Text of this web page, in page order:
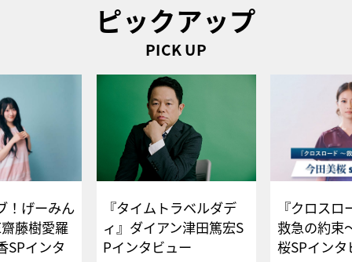
ピックアップ
PICK UP
！げーみん
藤樹愛羅
SPインタ
『タイムトラベルダデ
ィ』ダイアン津田篤宏S
Pインタビュー
『クロス
救急の約束
桜SPイ